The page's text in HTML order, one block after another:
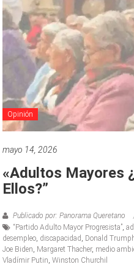
Opinión
mayo 14, 2026
«Adultos Mayores
Ellos?”
Publicado por: Panorama Queretano
“Partido Adulto Mayor Progresista” ,
desempleo discapacidad Donald
Joe Biden Margaret Thacher, medio
Vladímir Putin ,Winston Churchil